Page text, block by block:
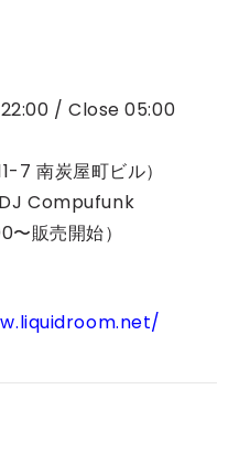
22:00 / Close 05:00
7 南炭屋町ビル）
Compufunk
販売開始）